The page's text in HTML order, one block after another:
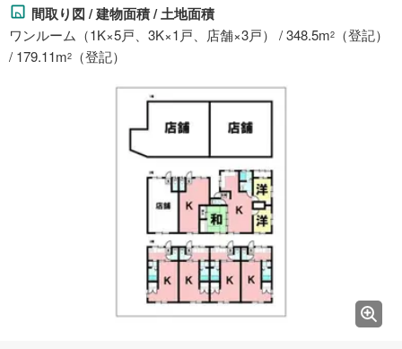
間取り図 / 建物面積 / 土地面積
ワンルーム（1K×5戸、3K×1戸、店舗×3戸） / 348.5m2
（登記）
/ 179.11m2 （登記）